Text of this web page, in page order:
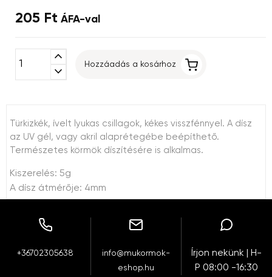
205 Ft ÁFA-val
expand_less
expand_more
Hozzáadás a kosárhoz
Türkizkék, ívelt lyukas csillagok, kékes visszfénnyel. A dísz
az UV gél, vagy akril alaprétegébe beépíthető.
Természetes körmök díszítésére is alkalmas.
Kiszerelés: 5g
A dísz átmérője: 4mm
+36702305638
info@mukormok-
eshop.hu
Írjon nekünk | H-
P 08:00 -16:30